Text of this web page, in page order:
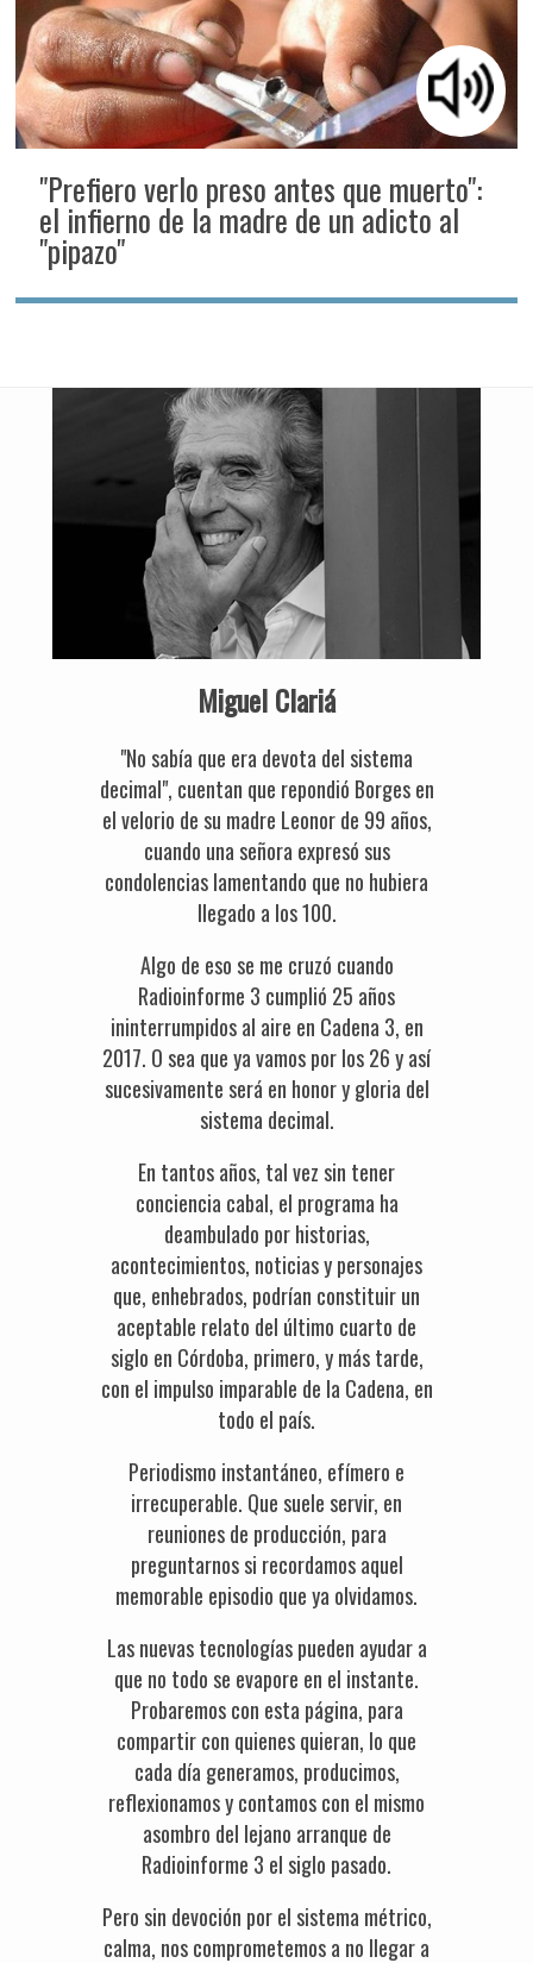
"Prefiero verlo preso antes que muerto":
el infierno de la madre de un adicto al
"pipazo"
Miguel Clariá
"No sabía que era devota del sistema
decimal", cuentan que repondió Borges en
el velorio de su madre Leonor de 99 años,
cuando una señora expresó sus
condolencias lamentando que no hubiera
llegado a los 100.
Algo de eso se me cruzó cuando
Radioinforme 3 cumplió 25 años
ininterrumpidos al aire en Cadena 3, en
2017. O sea que ya vamos por los 26 y así
sucesivamente será en honor y gloria del
sistema decimal.
En tantos años, tal vez sin tener
conciencia cabal, el programa ha
deambulado por historias,
acontecimientos, noticias y personajes
que, enhebrados, podrían constituir un
aceptable relato del último cuarto de
siglo en Córdoba, primero, y más tarde,
con el impulso imparable de la Cadena, en
todo el país.
Periodismo instantáneo, efímero e
irrecuperable. Que suele servir, en
reuniones de producción, para
preguntarnos si recordamos aquel
memorable episodio que ya olvidamos.
Las nuevas tecnologías pueden ayudar a
que no todo se evapore en el instante.
Probaremos con esta página, para
compartir con quienes quieran, lo que
cada día generamos, producimos,
reflexionamos y contamos con el mismo
asombro del lejano arranque de
Radioinforme 3 el siglo pasado.
Pero sin devoción por el sistema métrico,
calma, nos comprometemos a no llegar a